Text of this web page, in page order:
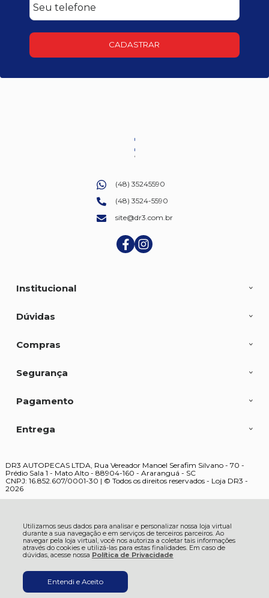
Utilizamos seus dados para analisar e personalizar nossa loja virtual
durante a sua navegação e em serviços de terceiros parceiros. Ao
navegar pela loja virtual, você nos autoriza a coletar tais informações
através do cookies e utilizá-las para estas finalidades. Em caso de
dúvidas, acesse nossa Política de Privacidade
Entendi e Aceito
CADASTRAR
(48) 35245590
(48) 3524-5590
site@dr3.com.br
Institucional
Dúvidas
Compras
Segurança
Pagamento
Entrega
DR3 AUTOPECAS LTDA, Rua Vereador Manoel Serafim Silvano - 70 -
Prédio Sala 1 - Mato Alto - 88904-160 - Araranguá - SC
CNPJ: 16.852.607/0001-30 | © Todos os direitos reservados - Loja DR3 -
2026